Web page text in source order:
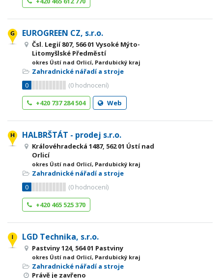
EUROGREEN CZ, s.r.o.
Čsl. Legií 807, 566 01 Vysoké Mýto-
Litomyšlské Předměstí
okres Ústí nad Orlicí, Pardubický kraj
Zahradnické nářadí a stroje
0
(0 hodnocení)
+420 737 284 504
Web
HALBRŠTÁT - prodej s.r.o.
Královéhradecká 1487, 562 01 Ústí nad
Orlicí
okres Ústí nad Orlicí, Pardubický kraj
Zahradnické nářadí a stroje
0
(0 hodnocení)
+420 465 525 370
LGD Technika, s.r.o.
Pastviny 124, 564 01 Pastviny
okres Ústí nad Orlicí, Pardubický kraj
Zahradnické nářadí a stroje
Právě je zavřeno